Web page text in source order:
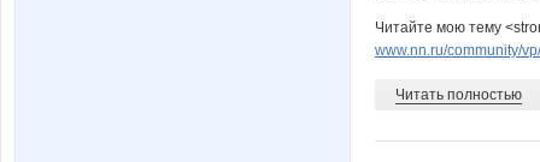
Читайте мою тему
www.nn.ru/community/
Читать полностью